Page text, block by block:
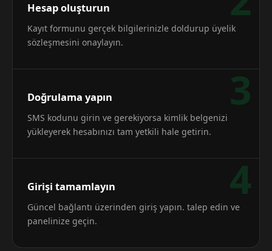
Hesap oluşturun
Kayıt formunu gerçek bilgilerinizle doldurup üyelik
sözleşmesini onaylayın.
3
Doğrulama yapın
SMS kodunu girin ve gerekiyorsa kimlik belgenizi
yükleyerek hesabınızı tam yetkili hale getirin.
4
Girişi tamamlayın
Güncel bağlantı üzerinden giriş yapın. talep edin ve
panelinize geçin.